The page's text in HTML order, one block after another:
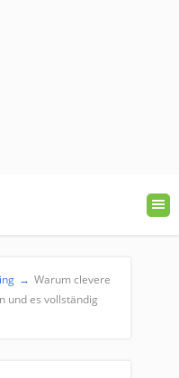
→ Warum clevere
und es vollständig